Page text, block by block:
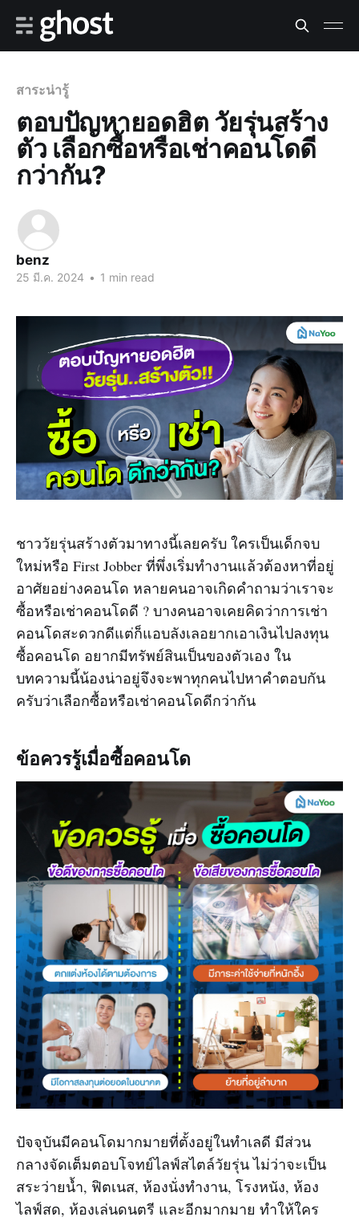
สาระน่ารู้
ตอบปัญหายอดฮิต วัยรุ่นสร้าง
ตัว เลือกซื้อหรือเช่าคอนโดดี
กว่ากัน?
benz
25 มี.ค. 2024 • 1 min read
ชาววัยรุ่นสร้างตัวมาทางนี้เลยครับ ใครเป็นเด็กจบ
ใหม่หรือ First Jobber ที่พึ่งเริ่มทำงานแล้วต้องหาที่อยู่
อาศัยอย่างคอนโด หลายคนอาจเกิดคำถามว่าเราจะ
ซื้อหรือเช่าคอนโดดี ? บางคนอาจเคยคิดว่าการเช่า
คอนโดสะดวกดีแต่ก็แอบลังเลอยากเอาเงินไปลงทุน
ซื้อคอนโด อยากมีทรัพย์สินเป็นของตัวเอง ใน
บทความนี้น้องน่าอยู่จึงจะพาทุกคนไปหาคำตอบกัน
ครับว่าเลือกซื้อหรือเช่าคอนโดดีกว่ากัน
ข้อควรรู้เมื่อซื้อคอนโด
ปัจจุบันมีคอนโดมากมายที่ตั้งอยู่ในทำเลดี มีส่วน
กลางจัดเต็มตอบโจทย์ไลฟ์สไตล์วัยรุ่น ไม่ว่าจะเป็น
สระว่ายน้ำ, ฟิตเนส, ห้องนั่งทำงาน, โรงหนัง, ห้อง
ไลฟ์สด, ห้องเล่นดนตรี และอีกมากมาย ทำให้ใคร